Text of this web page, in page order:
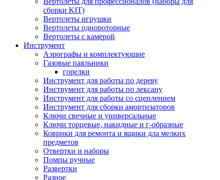
сборки KIT)
Вертолеты игрушки
Вертолеты однороторные
Вертолеты с камерой
Инструмент
Аэрографы и комплектующие
Газовые паяльники
горелки
Инструмент для работы по дереву
Инструмент для работы по лексану
Инструмент для работы со сцеплением
Инструмент для сборки амортизаторов
Ключи свечные и универсальные
Ключи торцевые, накидные и г-образные
Коврики для ремонта и ящики дла мелких
предметов
Отвертки и наборы
Помпы ручные
Развертки
Разное